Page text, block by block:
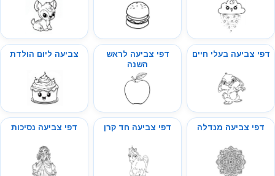
דפי צביעה בעלי חיים
דפי צביעה לראש
השנה
צביעה ליום הולדת
דפי צביעה מנדלה דפי צביעה חד קרן דפי צביעה נסיכות